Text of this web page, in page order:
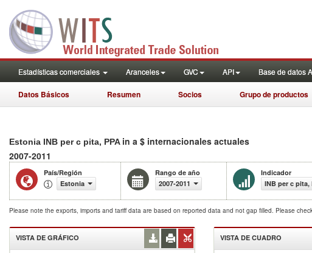
Estadísticas comerciales Aranceles GVC API Base de datos
Datos Básicos Resumen Socios Grupo de productos
Estonia INB per c pita, PPA in a $ internacionales actuales
2007-2011
País/Región
Estonia
Rango de año
2007-2011
Indicador
INB per c pita,
Please note the exports, imports and tariff data are based on reported data and not gap filled. Please
VISTA DE GRÁFICO VISTA DE CUADRO